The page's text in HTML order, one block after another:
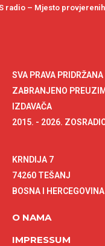
radio – Mjesto
SVA PRAVA PRIDRŽANA
ZABRANJENO
IZDAVAČA
2015. - 2026.
KRNDIJA 7
74260 TEŠANJ
BOSNA I HERCEGOVINA
O NAMA
IMPRESSUM